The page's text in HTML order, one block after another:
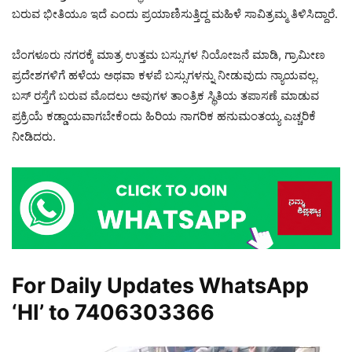
ಬರುವ ಭೀತಿಯೂ ಇದೆ ಎಂದು ಪ್ರಯಾಣಿಸುತ್ತಿದ್ದ ಮಹಿಳೆ ಸಾವಿತ್ರಮ್ಮ ತಿಳಿಸಿದ್ದಾರೆ.
ಬೆಂಗಳೂರು ನಗರಕ್ಕೆ ಮಾತ್ರ ಉತ್ತಮ ಬಸ್ಸುಗಳ ನಿಯೋಜನೆ ಮಾಡಿ, ಗ್ರಾಮೀಣ
ಪ್ರದೇಶಗಳಿಗೆ ಹಳೆಯ ಅಥವಾ ಕಳಪೆ ಬಸ್ಸುಗಳನ್ನು ನೀಡುವುದು ನ್ಯಾಯವಲ್ಲ.
ಬಸ್ ರಸ್ತೆಗೆ ಬರುವ ಮೊದಲು ಅವುಗಳ ತಾಂತ್ರಿಕ ಸ್ಥಿತಿಯ ತಪಾಸಣೆ ಮಾಡುವ
ಪ್ರಕ್ರಿಯೆ ಕಡ್ಡಾಯವಾಗಬೇಕೆಂದು ಹಿರಿಯ ನಾಗರಿಕ ಹನುಮಂತಯ್ಯ ಎಚ್ಚರಿಕೆ
ನೀಡಿದರು.
For Daily Updates WhatsApp
‘HI’ to 7406303366